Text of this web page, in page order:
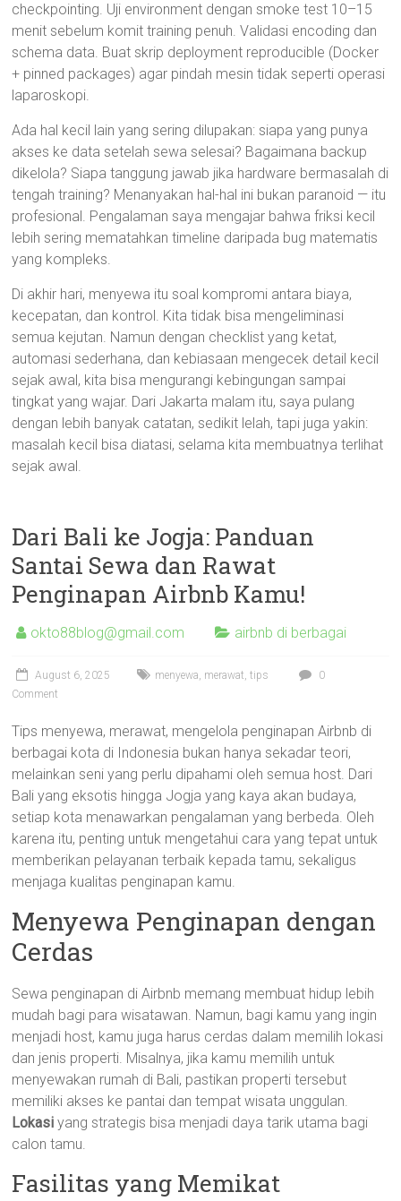
checkpointing. Uji environment dengan smoke test 10–15
menit sebelum komit training penuh. Validasi encoding dan
schema data. Buat skrip deployment reproducible (Docker
+ pinned packages) agar pindah mesin tidak seperti operasi
laparoskopi.
Ada hal kecil lain yang sering dilupakan: siapa yang punya
akses ke data setelah sewa selesai? Bagaimana backup
dikelola? Siapa tanggung jawab jika hardware bermasalah di
tengah training? Menanyakan hal-hal ini bukan paranoid — itu
profesional. Pengalaman saya mengajar bahwa friksi kecil
lebih sering mematahkan timeline daripada bug matematis
yang kompleks.
Di akhir hari, menyewa itu soal kompromi antara biaya,
kecepatan, dan kontrol. Kita tidak bisa mengeliminasi
semua kejutan. Namun dengan checklist yang ketat,
automasi sederhana, dan kebiasaan mengecek detail kecil
sejak awal, kita bisa mengurangi kebingungan sampai
tingkat yang wajar. Dari Jakarta malam itu, saya pulang
dengan lebih banyak catatan, sedikit lelah, tapi juga yakin:
masalah kecil bisa diatasi, selama kita membuatnya terlihat
sejak awal.
Dari Bali ke Jogja: Panduan
Santai Sewa dan Rawat
Penginapan Airbnb Kamu!
okto88blog@gmail.com airbnb di berbagai
August 6, 2025 menyewa, merawat,tips
0
Comment
Tips menyewa, merawat, mengelola penginapan Airbnb di
berbagai kota di Indonesia bukan hanya sekadar teori,
melainkan seni yang perlu dipahami oleh semua host. Dari
Bali yang eksotis hingga Jogja yang kaya akan budaya,
setiap kota menawarkan pengalaman yang berbeda. Oleh
karena itu, penting untuk mengetahui cara yang tepat untuk
memberikan pelayanan terbaik kepada tamu, sekaligus
menjaga kualitas penginapan kamu.
Menyewa Penginapan dengan
Cerdas
Sewa penginapan di Airbnb memang membuat hidup lebih
mudah bagi para wisatawan. Namun, bagi kamu yang ingin
menjadi host, kamu juga harus cerdas dalam memilih lokasi
dan jenis properti. Misalnya, jika kamu memilih untuk
menyewakan rumah di Bali, pastikan properti tersebut
memiliki akses ke pantai dan tempat wisata unggulan.
Lokasi yang strategis bisa menjadi daya tarik utama bagi
calon tamu.
Fasilitas yang Memikat